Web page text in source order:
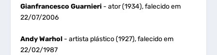
Gianfrancesco Guarnieri - ator (1934), falecido em
22/07/2006
Andy Warhol - artista plástico (1927), falecido em
22/02/1987